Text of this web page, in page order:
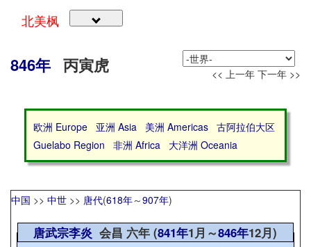
北美枫
846年 丙寅虎 << 上一年 下一年 >>
欧洲 Europe 亚洲 Asia 美洲 Americas
古阿拉伯大区
Guelabo Region
非洲 Africa 大洋洲 Oceania
中国 >> 中世 >> 唐代(618年～907年)
唐武宗李炎 会昌 六年 (841年1月～846年12月)